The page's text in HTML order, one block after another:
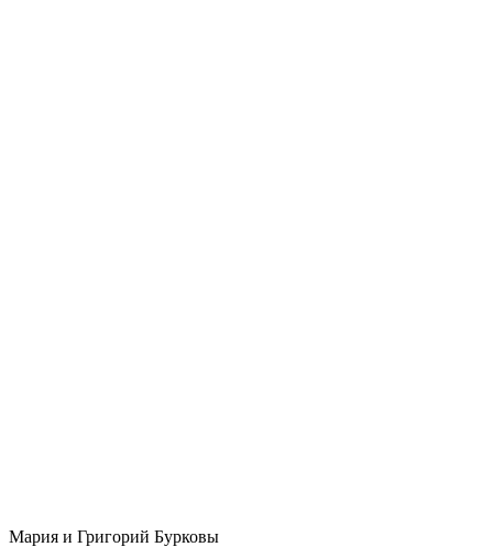
Мария и Григорий Бурковы